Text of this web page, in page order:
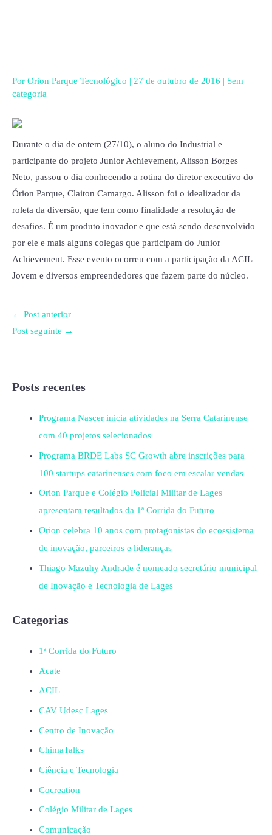
Por Orion Parque Tecnológico | 27 de outubro de 2016 | Sem
categoria
Durante o dia de ontem (27/10), o aluno do Industrial e
participante do projeto Junior Achievement, Alisson Borges
Neto, passou o dia conhecendo a rotina do diretor executivo do
Órion Parque, Claiton Camargo. Alisson foi o idealizador da
roleta da diversão, que tem como finalidade a resolução de
desafios. É um produto inovador e que está sendo desenvolvido
por ele e mais alguns colegas que participam do Junior
Achievement. Esse evento ocorreu com a participação da ACIL
Jovem e diversos empreendedores que fazem parte do núcleo.
← Post anterior
Post seguinte →
Posts recentes
Programa Nascer inicia atividades na Serra Catarinense
com 40 projetos selecionados
Programa BRDE Labs SC Growth abre inscrições para
100 startups catarinenses com foco em escalar vendas
Orion Parque e Colégio Policial Militar de Lages
apresentam resultados da 1ª Corrida do Futuro
Orion celebra 10 anos com protagonistas do ecossistema
de inovação, parceiros e lideranças
Thiago Mazuhy Andrade é nomeado secretário municipal
de Inovação e Tecnologia de Lages
Categorias
1ª Corrida do Futuro
Acate
ACIL
CAV Udesc Lages
Centro de Inovação
ChimaTalks
Ciência e Tecnologia
Cocreation
Colégio Militar de Lages
Comunicação